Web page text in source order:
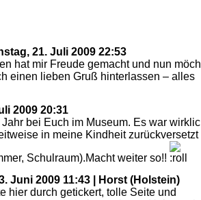
21. Juli 2009 22:53
hat mir Freude gemacht und nun
einen lieben Gruß hinterlassen – alles
2009 20:31
bei Euch im Museum. Es war
in meine Kindheit zurückversetzt
Schulraum).Macht weiter so!!
Juni 2009 11:43 | Horst (Holstein)
hier durch getickert, tolle Seite und